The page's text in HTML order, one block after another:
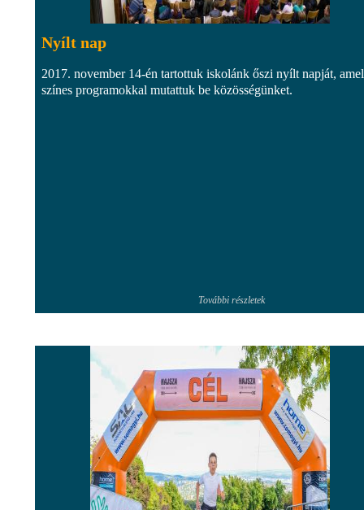
Nyílt nap
2017. november 14-én tartottuk iskolánk őszi nyílt napját,
színes programokkal mutattuk be közösségünket.
További részletek